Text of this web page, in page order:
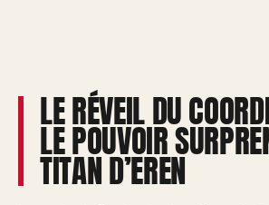
LE RÉVEIL DU
LE POUVOIR
TITAN D’EREN